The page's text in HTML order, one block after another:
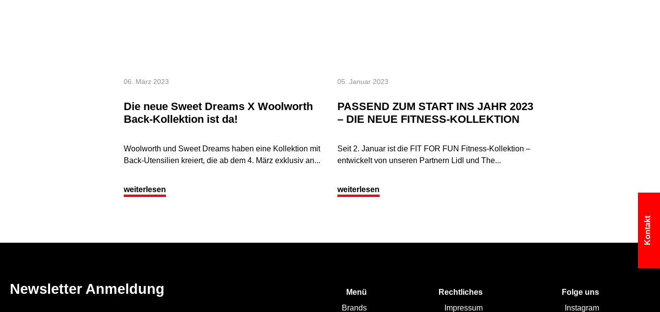
06. März 2023
Die neue Sweet Dreams X Woolworth
Back-Kollektion ist da!
Woolworth und Sweet Dreams haben eine Kollektion mit
Back-Utensilien kreiert, die ab dem 4. März exklusiv an...
weiterlesen
05. Januar 2023
PASSEND ZUM START INS JAHR 2023
– DIE NEUE FITNESS-KOLLEKTION
Seit 2. Januar ist die FIT FOR FUN Fitness-Kollektion –
entwickelt von unseren Partnern Lidl und The...
weiterlesen
Newsletter Anmeldung
Menü
Brands
Rechtliches
Impressum
Folge uns
Instagram
Kontakt